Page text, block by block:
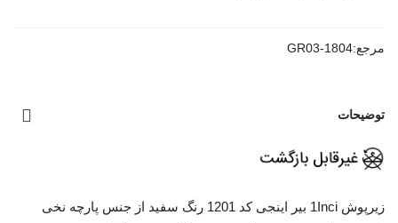
مرجع:GR03-1804
توضیحات
زیرپوش 1Inci بیر اینجی کد 1201 رنگ سفید از جنس پارچه نخی